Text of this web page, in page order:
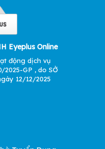
Eyeplus Online
động dịch vụ
2025-GP , do SỞ
12/12/2025